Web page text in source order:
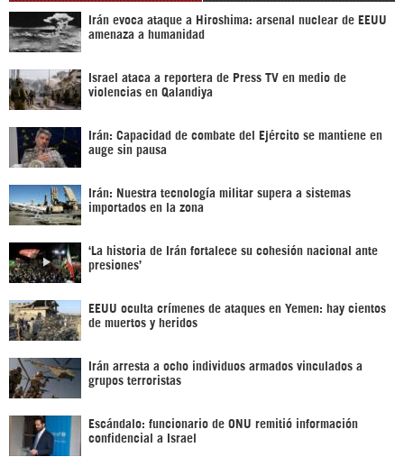
Irán evoca ataque a Hiroshima: arsenal nuclear de EEUU
amenaza a humanidad
Israel ataca a reportera de Press TV en medio de
violencias en Qalandiya
Irán: Capacidad de combate del Ejército se mantiene en
auge sin pausa
Irán: Nuestra tecnología militar supera a sistemas
importados en la zona
‘La historia de Irán fortalece su cohesión nacional ante
presiones’
EEUU oculta crímenes de ataques en Yemen: hay cientos
de muertos y heridos
Irán arresta a ocho individuos armados vinculados a
grupos terroristas
Escándalo: funcionario de ONU remitió información
confidencial a Israel